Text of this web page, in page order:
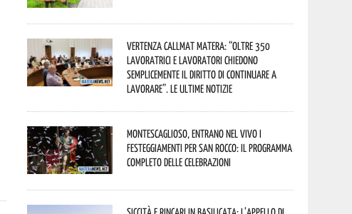
Vertenza CallMat Matera: “Oltre 350
lavoratrici e lavoratori chiedono
semplicemente il diritto di continuare a
lavorare”. Le ultime notizie
Montescaglioso, entrano nel vivo i
festeggiamenti per San Rocco: il programma
completo delle celebrazioni